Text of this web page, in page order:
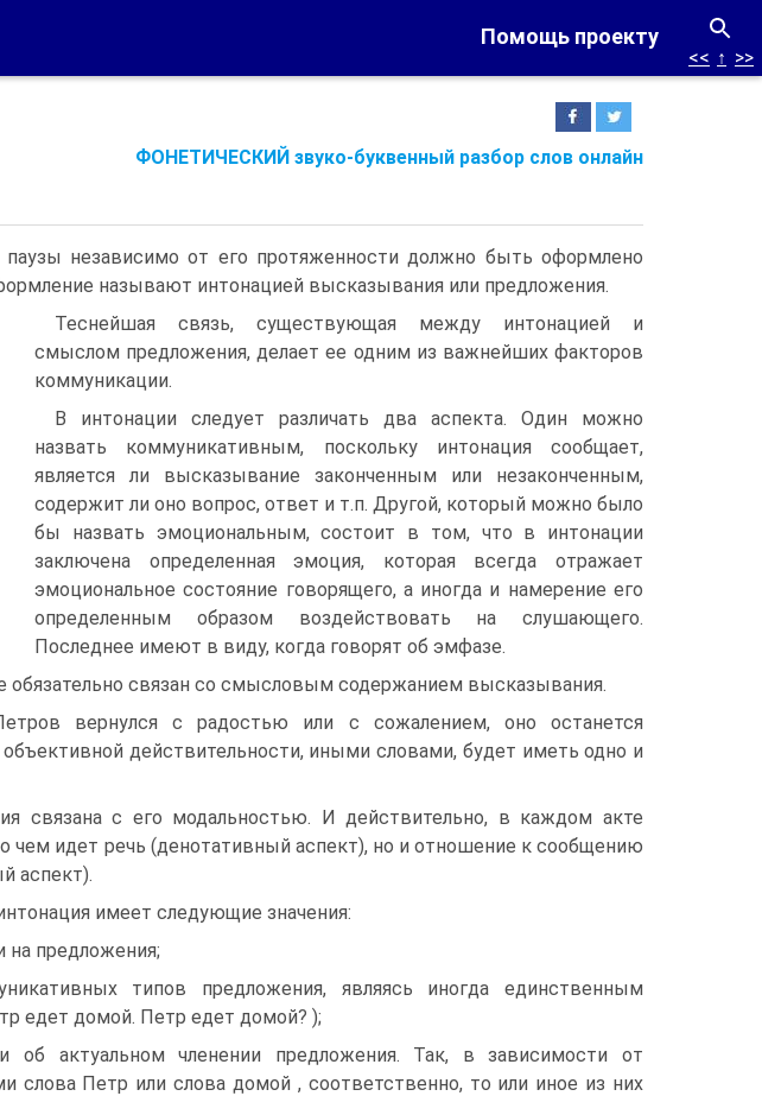
Помощь проекту
ФОНЕТИЧЕСКИЙ звуко-буквенный разбор слов онлайн
<< ↑ >>
независимо от его протяженности должно быть оформлено
называют интонацией высказывания или предложения.
Теснейшая связь, существующая между интонацией и
смыслом предложения, делает ее одним из важнейших факторов
коммуникации.
В интонации следует различать два аспекта. Один можно
назвать коммуникативным, поскольку интонация сообщает,
является ли высказывание законченным или незаконченным,
содержит ли оно вопрос, ответ и т.п. Другой, который можно было
бы назвать эмоциональным, состоит в том, что в интонации
заключена определенная эмоция, которая всегда отражает
эмоциональное состояние говорящего, а иногда и намерение его
определенным образом воздействовать на слушающего.
Последнее имеют в виду, когда говорят об эмфазе.
обязательно связан со смысловым содержанием высказывания.
вернулся с радостью или с сожалением, оно останется
действительности, иными словами, будет иметь одно и
связана с его модальностью. И действительно, в каждом акте
чем идет речь (денотативный аспект), но и отношение к сообщению
аспект).
имеет следующие значения:
на предложения;
типов предложения, являясь иногда единственным
едет домой. Петр едет домой? );
актуальном членении предложения. Так, в зависимости от
слова Петр или слова домой , соответственно, то или иное из них